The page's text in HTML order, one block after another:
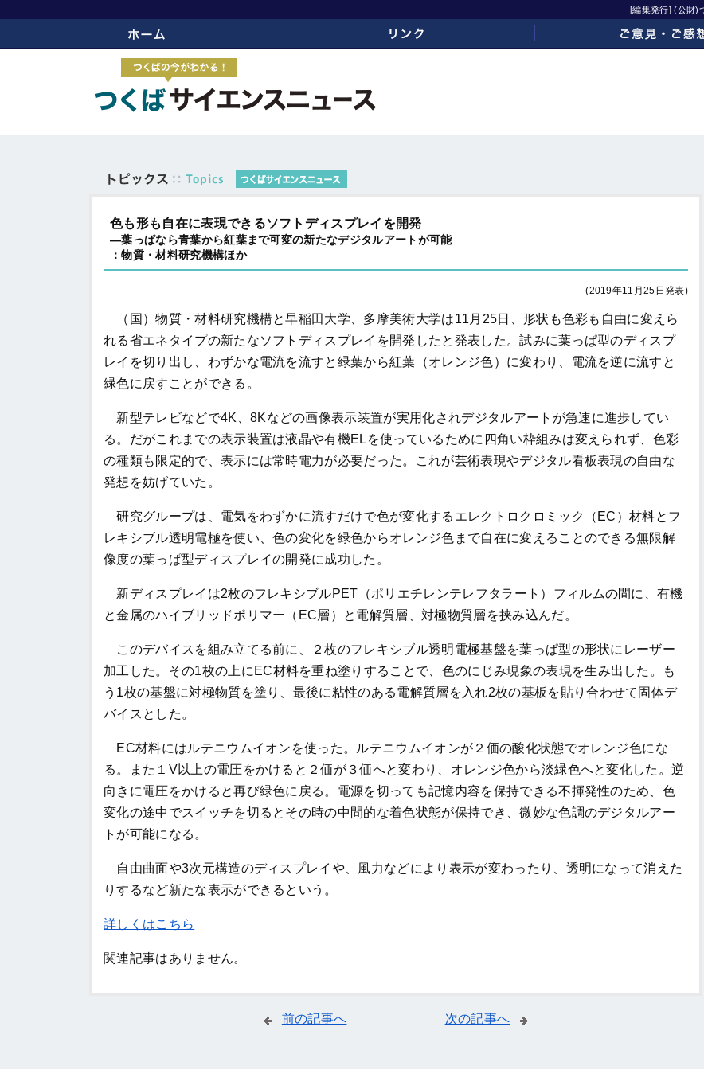
[編集発行] (公財)
ホーム リンク ご意見・ご感想
色も形も自在に表現できるソフトディスプレイを開発
―葉っぱなら青葉から紅葉まで可変の新たなデジタルアートが可能
：物質・材料研究機構ほか
(2019年11月25日発表)
（国）物質・材料研究機構と早稲田大学、多摩美術大学は11 月 25日、形状も色彩も自由に変えら
れる省エネタイプの新たなソフトディスプレイを開発したと発表した。試みに葉っぱ型のディスプ
レイを切り出し、わずかな電流を流すと緑葉から紅葉（オレンジ色）に変わり、電流を逆に流すと
緑色に戻すことができる。
新型テレビなどで4K 8Kなどの画像表示装置が実用化されデジタルアートが急速に進歩してい
る。だがこれまでの表示装置は液晶や有機EL を使っているために四角い枠組みは変えられず、色彩
の種類も限定的で、表示には常時電力が必要だった。これが芸術表現やデジタル看板表現の自由な
発想を妨げていた。
研究グループは、電気をわずかに流すだけで色が変化するエレクトロクロミック（ EC ）材料とフ
レキシブル透明電極を使い、色の変化を緑色からオレンジ色まで自在に変えることのできる無限解
像度の葉っぱ型ディスプレイの開発に成功した。
新ディスプレイは2枚のフレキシブルPET （ポリエチレンテレフタラート）フィルムの間に、有機
と金属のハイブリッドポリマー（ EC層）と電解質層、対極物質層を挟み込んだ。
このデバイスを組み立てる前に、２枚のフレキシブル透明電極基盤を葉っぱ型の形状にレーザー
加工した。その1枚の上に EC材料を重ね塗りすることで、色のにじみ現象の表現を生み出した。も
う 1枚の基盤に対極物質を塗り、最後に粘性のある電解質層を入れ2枚の基板を貼り合わせて固体デ
バイスとした。
EC材料にはルテニウムイオンを使った。ルテニウムイオンが２価の酸化状態でオレンジ色にな
る。また１ V以上の電圧をかけると２価が３価へと変わり、オレンジ色から淡緑色へと変化した。逆
向きに電圧をかけると再び緑色に戻る。電源を切っても記憶内容を保持できる不揮発性のため、色
変化の途中でスイッチを切るとその時の中間的な着色状態が保持でき、微妙な色調のデジタルアー
トが可能になる。
自由曲面や3次元構造のディスプレイや、風力などにより表示が変わったり、透明になって消えた
りするなど新たな表示ができるという。
詳しくはこちら
関連記事はありません。
前の記事へ 次の記事へ